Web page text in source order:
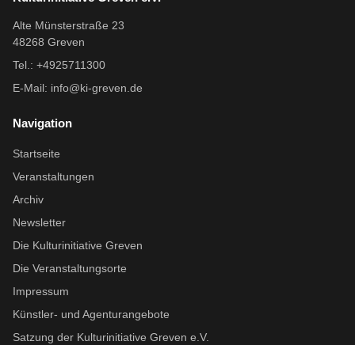
Alte Münsterstraße 23
48268 Greven
Tel.: +4925711300
E-Mail: info@ki-greven.de
Navigation
Startseite
Veranstaltungen
Archiv
Newsletter
Die Kulturinitiative Greven
Die Veranstaltungsorte
Impressum
Künstler- und Agenturangebote
Satzung der Kulturinitiative Greven e.V.